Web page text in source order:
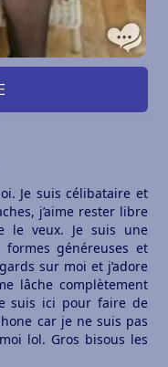
Je suis célibataire et
j’aime rester libre
le veux. Je suis une
formes généreuses et
sur moi et j’adore
lâche complètement
suis ici pour faire de
car je ne suis pas
lol. Gros bisous les